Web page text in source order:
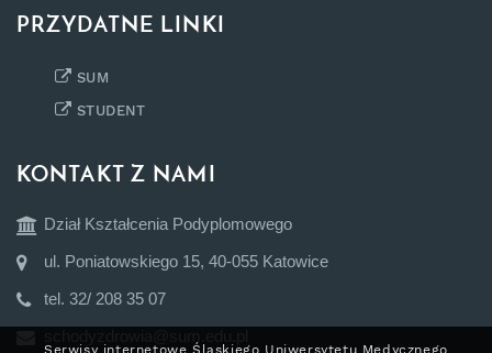
PRZYDATNE LINKI
SUM
STUDENT
KONTAKT Z NAMI
Dział Kształcenia Podyplomowego
ul. Poniatowskiego 15, 40-055 Katowice
tel. 32/ 208 35 07